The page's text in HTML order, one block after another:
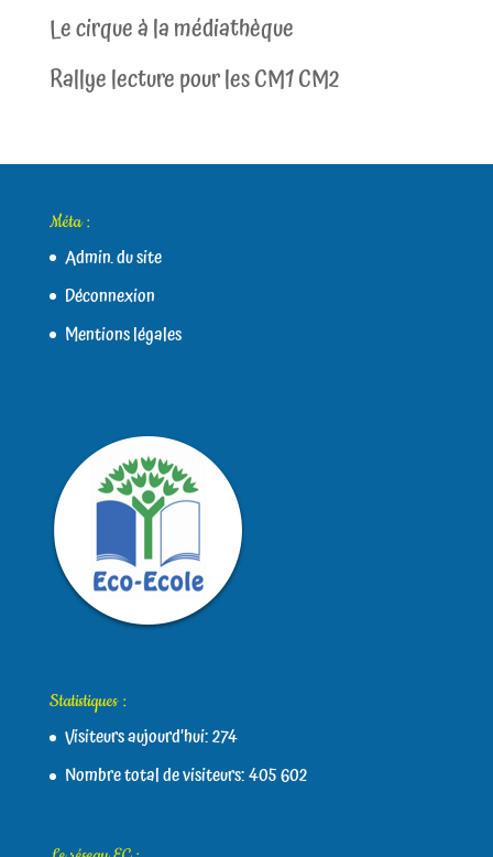
Le cirque à la médiathèque
Rallye lecture pour les CM1 CM2
Méta :
Admin. du site
Déconnexion
Mentions légales
Statistiques :
Visiteurs aujourd’hui:274
Nombre total de visiteurs:405 602